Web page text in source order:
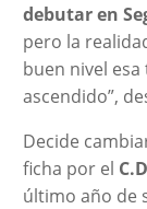
debutar en
pero la
buen nivel
ascendido”,
Decide
ficha por el
último año de